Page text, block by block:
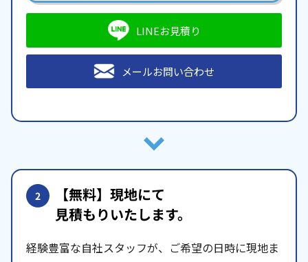
LINEお見積り
メールお問い合わせ
2 【無料】現地にて
見積もりいたします。
経験豊富な自社スタッフが、ご希望の日時に現地ま